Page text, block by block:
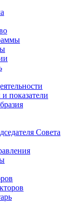
показатели
Совета